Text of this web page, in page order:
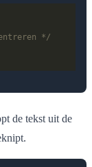
*/
de tekst uit de